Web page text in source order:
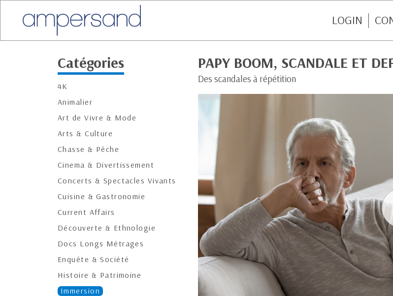
LOGIN
Catégories
4K
Animalier
Art de Vivre & Mode
Arts & Culture
Chasse & Pêche
Cinema & Divertissement
Concerts & Spectacles Vivants
Cuisine & Gastronomie
Current Affairs
Découverte & Ethnologie
Docs Longs Métrages
Enquête & Société
Histoire & Patrimoine
Immersion
PAPY BOOM, SCANDALE ET
Des scandales à répétition